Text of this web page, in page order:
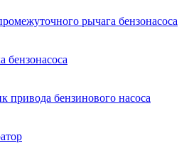
рычага бензонасоса
бензонасоса
привода бензинового насоса